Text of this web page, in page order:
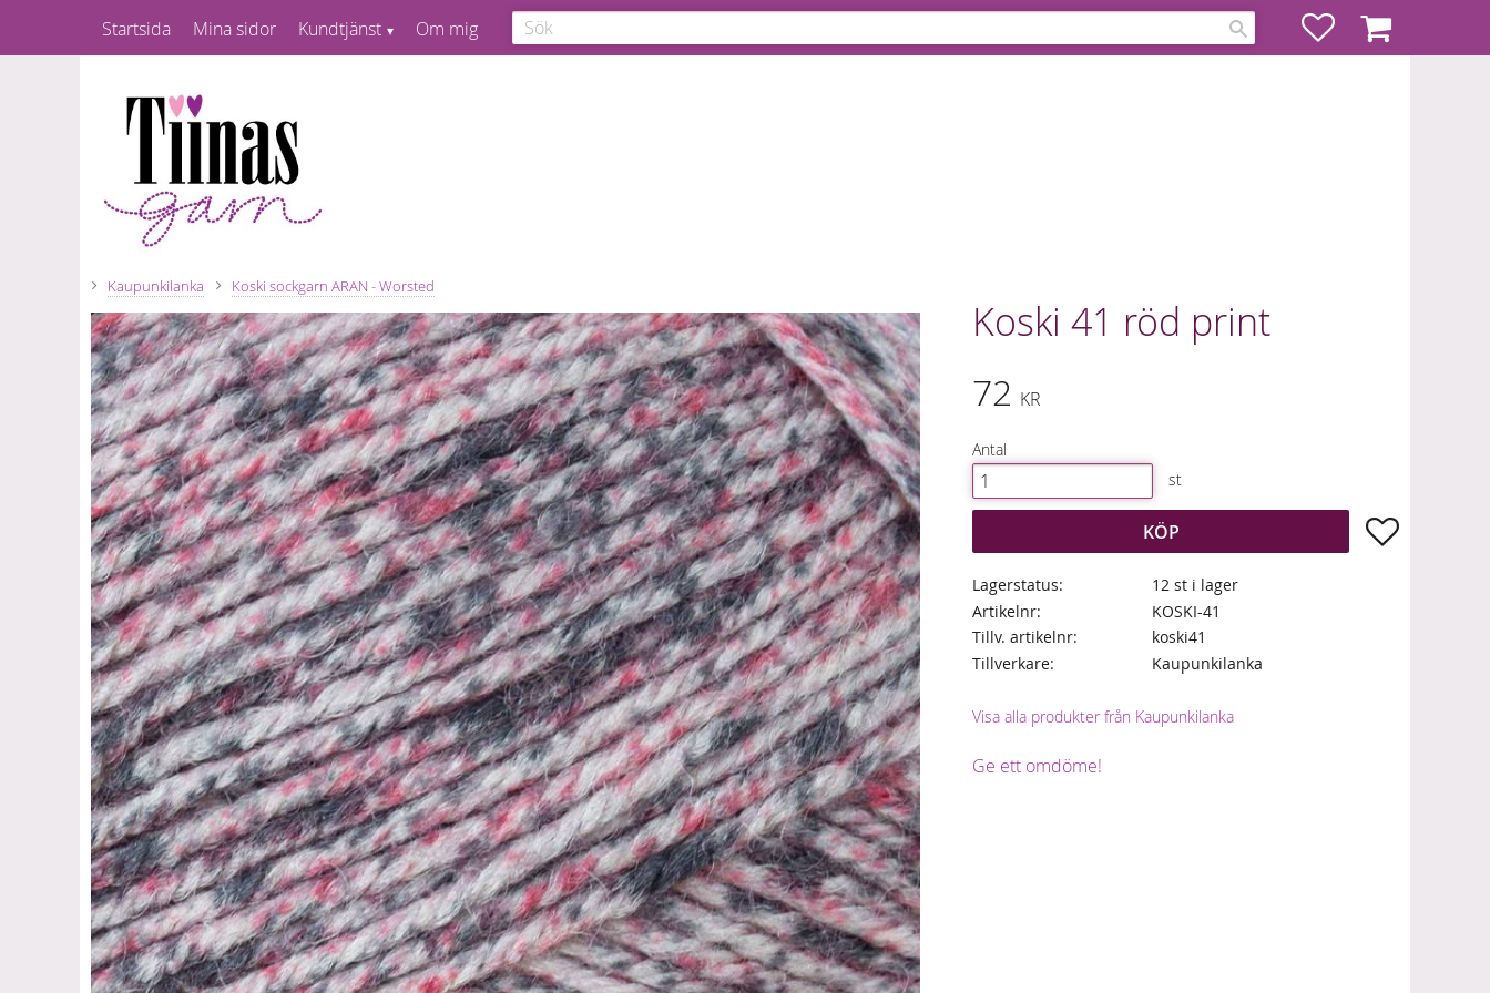
FavoriterKundvagn
Startsida Mina sidor Kundtjänst Om mig
Kaupunkilanka Koski sockgarn ARAN - Worsted
Koski 41 röd print
72 KR
Antal
st
KÖP Lägg till i
Lagerstatus
12 st i lager
Artikelnr
KOSKI-41
Tillv. artikelnr
koski41
Tillverkare
Kaupunkilanka
Visa alla produkter från Kaupunkilanka
Ge ett omdöme!